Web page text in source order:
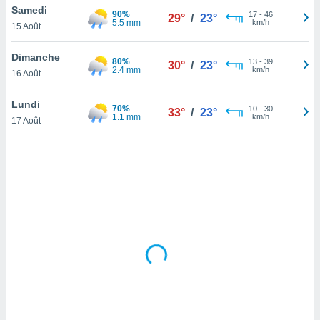
en
de
Samedi
15 Août
90%
5.5 mm
29° / 23° 17- 46
km/h
Dimanche
16 Août
80%
2.4 mm
30° / 23° 13- 39
km/h
Lundi
17 Août
70%
1.1 mm
33° / 23° 10- 30
km/h